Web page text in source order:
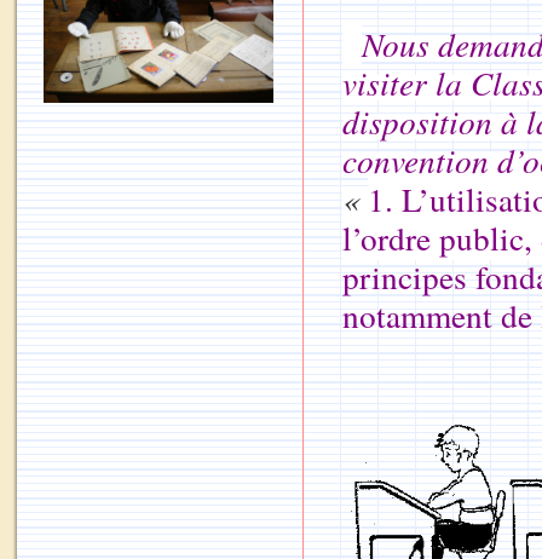
Nous
visiter la
disposition à
convention
«1.
l’ordre public,
principes
notamment